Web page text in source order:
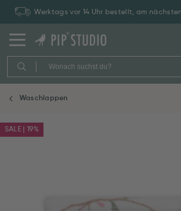
Werktags vor 14 Uhr bestellt, am
Waschlappen
SALE | 19%